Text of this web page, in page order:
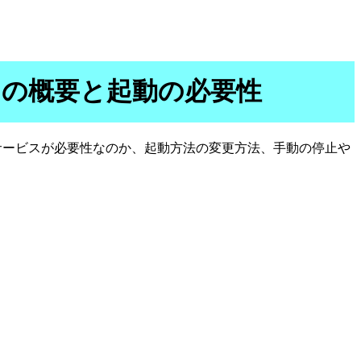
概要と起動の必要性
ビスが必要性なのか、起動方法の変更方法、手動の停止や